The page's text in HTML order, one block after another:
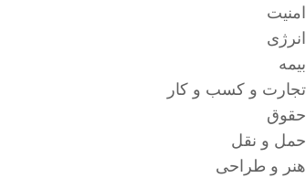
امنیت
انرژی
بیمه
تجارت و کسب و کار
حقوق
حمل و نقل
هنر و طراحی